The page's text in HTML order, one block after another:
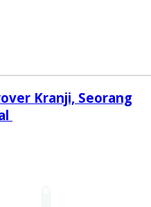
Kranji, Seorang